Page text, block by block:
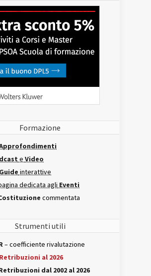
Formazione
e Video
interattive
dedicata agli Eventi
commentata
Strumenti utili
– coefficiente rivalutazione
al 2026
dal 2002 al 2026